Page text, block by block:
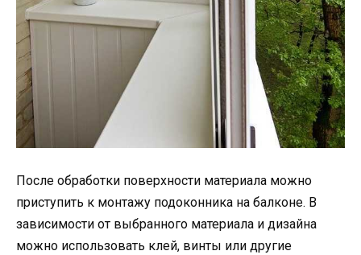
После обработки поверхности материала можно
приступить к монтажу подоконника на балконе. В
зависимости от выбранного материала и дизайна
можно использовать клей, винты или другие